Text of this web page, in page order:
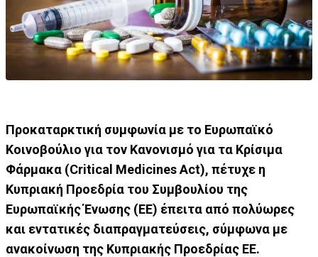
Προκαταρκτική συμφωνία με το Ευρωπαϊκό
Κοινοβούλιο για τον Κανονισμό για τα Κρίσιμα
Φάρμακα (Critical Medicines Act), πέτυχε η
Κυπριακή Προεδρία του Συμβουλίου της
Ευρωπαϊκής Ένωσης (ΕΕ) έπειτα από πολύωρες
και εντατικές διαπραγματεύσεις, σύμφωνα με
ανακοίνωση της Κυπριακής Προεδρίας ΕΕ.